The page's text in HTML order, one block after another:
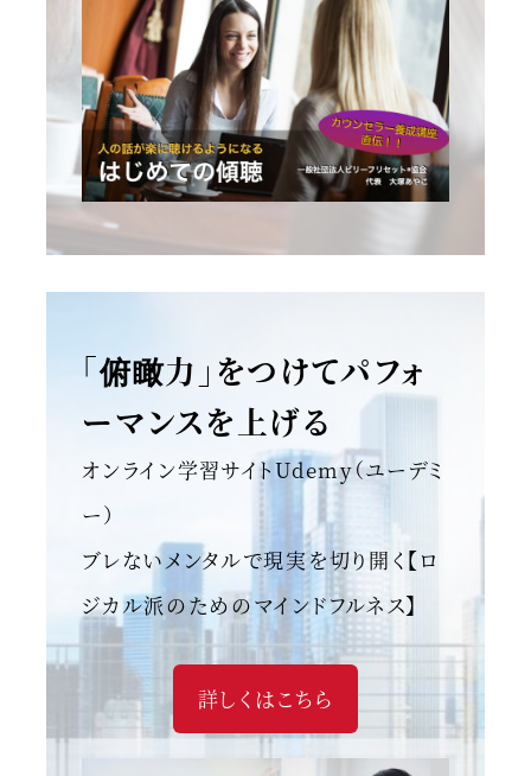
「俯瞰力」をつけてパフォ
ーマンスを上げる
オンライン学習サイトUdemy（ユーデミ
ー）
ブレないメンタルで現実を切り開く【ロ
ジカル派のためのマインドフルネス】
詳しくはこちら